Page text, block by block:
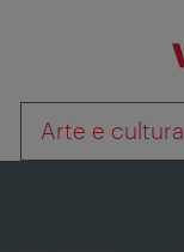
Arte e cultura